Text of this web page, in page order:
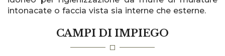
intonacate o faccia vista sia interne che esterne.
CAMPI DI IMPIEGO